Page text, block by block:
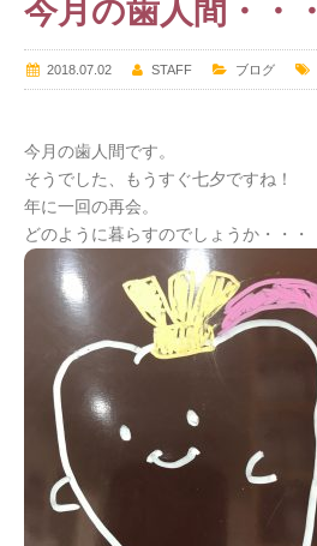
今月の歯人間・・・
2018.07.02 STAFF ブログ
今月の歯人間です。
そうでした、もうすぐ七夕ですね！
年に一回の再会。
どのように暮らすのでしょうか・・・